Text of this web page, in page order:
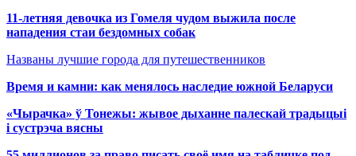
11-летняя девочка из Гомеля чудом выжила после
нападения стаи бездомных собак
Названы лучшие города для путешественников
Время и камни: как менялось наследие южной Беларуси
«Чырачка» ў Тонежы: жывое дыханне палескай традыцыі
і сустрэча вясны